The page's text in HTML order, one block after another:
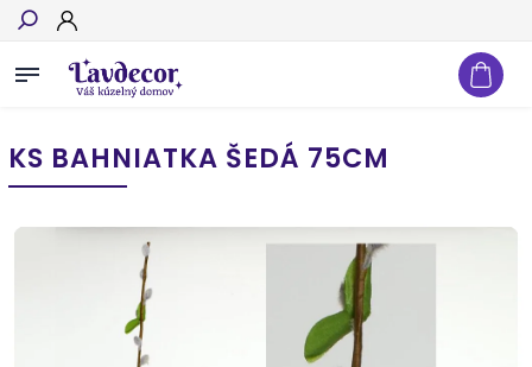
Hľadať
KS BAHNIATKA ŠEDÁ 75CM